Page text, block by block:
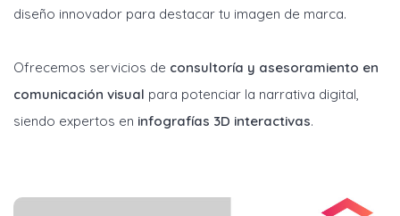
diseño innovador para destacar tu imagen de marca.
Ofrecemos servicios de consultoría y asesoramiento en
comunicación visual para potenciar la narrativa digital,
siendo expertos en infografías 3D interactivas.